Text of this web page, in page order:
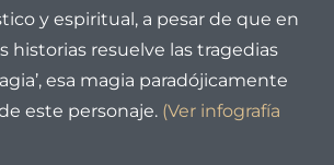
y espiritual, a pesar de que en
historias resuelve las tragedias
esa magia paradójicamente
este personaje. (Ver infografía